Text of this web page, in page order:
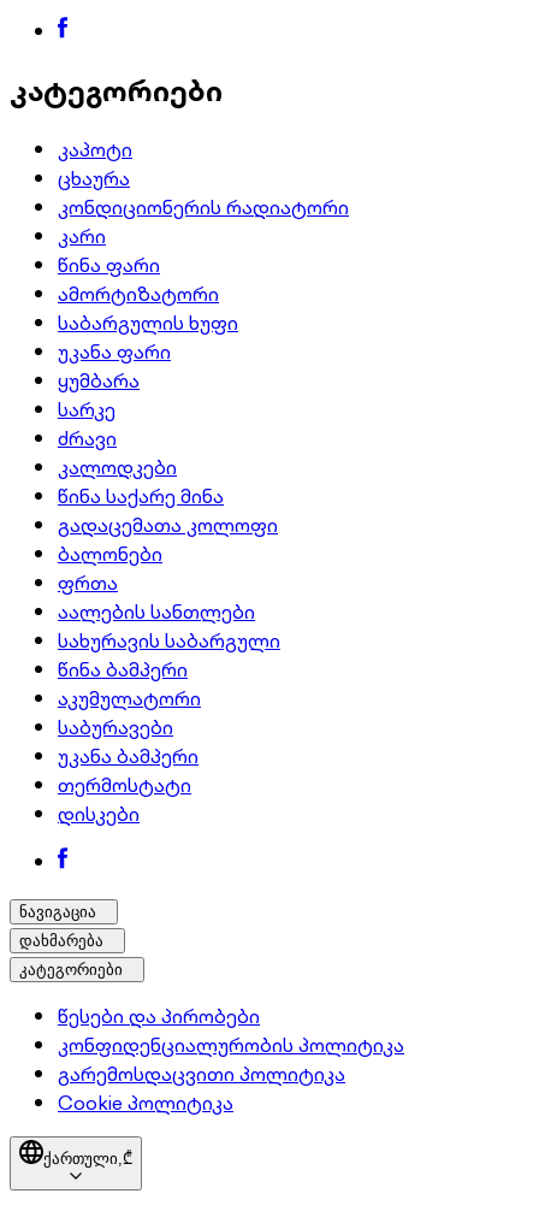
კატეგორიები
კაპოტი
ცხაურა
კონდიციონერის რადიატორი
კარი
წინა ფარი
ამორტიზატორი
საბარგულის ხუფი
უკანა ფარი
ყუმბარა
სარკე
ძრავი
კალოდკები
წინა საქარე მინა
გადაცემათა კოლოფი
ბალონები
ფრთა
აალების სანთლები
სახურავის საბარგული
წინა ბამპერი
აკუმულატორი
საბურავები
უკანა ბამპერი
თერმოსტატი
დისკები
ნავიგაცია
დახმარება
კატეგორიები
წესები და პირობები
კონფიდენციალურობის პოლიტიკა
გარემოსდაცვითი პოლიტიკა
Cookie პოლიტიკა
ქართული,₾